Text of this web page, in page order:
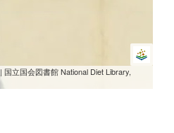
| 国立国会図書館 National Diet Library,